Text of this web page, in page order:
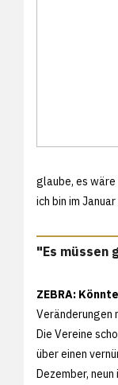
glaube, es
ich bin im
"Es müssen
ZEBRA:
Veränderungen
Die Vereine
über einen
Dezember,